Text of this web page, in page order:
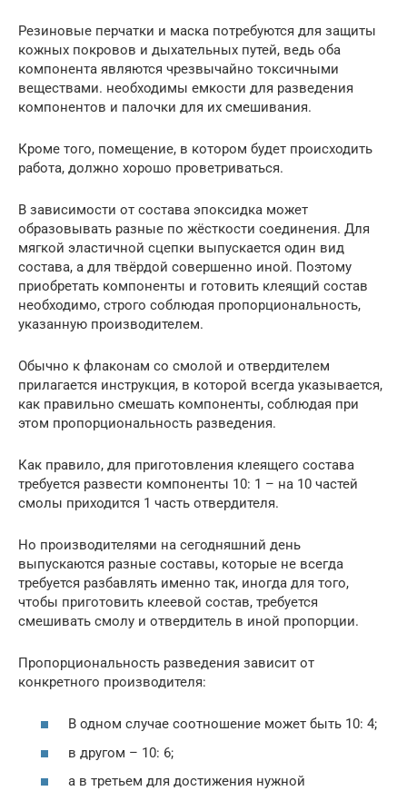
Резиновые перчатки и маска потребуются для защиты
кожных покровов и дыхательных путей, ведь оба
компонента являются чрезвычайно токсичными
веществами. необходимы емкости для разведения
компонентов и палочки для их смешивания.
Кроме того, помещение, в котором будет происходить
работа, должно хорошо проветриваться.
В зависимости от состава эпоксидка может
образовывать разные по жёсткости соединения. Для
мягкой эластичной сцепки выпускается один вид
состава, а для твёрдой совершенно иной. Поэтому
приобретать компоненты и готовить клеящий состав
необходимо, строго соблюдая пропорциональность,
указанную производителем.
Обычно к флаконам со смолой и отвердителем
прилагается инструкция, в которой всегда указывается,
как правильно смешать компоненты, соблюдая при
этом пропорциональность разведения.
Как правило, для приготовления клеящего состава
требуется развести компоненты 10: 1 – на 10 частей
смолы приходится 1 часть отвердителя.
Но производителями на сегодняшний день
выпускаются разные составы, которые не всегда
требуется разбавлять именно так, иногда для того,
чтобы приготовить клеевой состав, требуется
смешивать смолу и отвердитель в иной пропорции.
Пропорциональность разведения зависит от
конкретного производителя:
В одном случае соотношение может быть 10: 4;
в другом – 10: 6;
а в третьем для достижения нужной